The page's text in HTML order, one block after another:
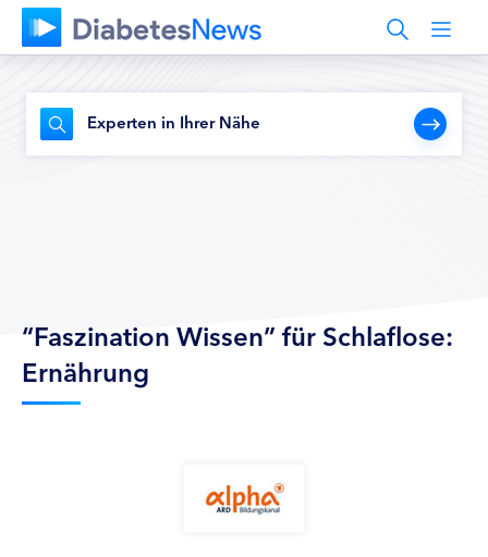
Experten in Ihrer Nähe
“Faszination Wissen” für Schlaflose:
Ernährung